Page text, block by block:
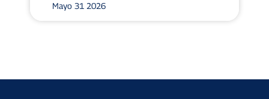
Mayo 31 2026